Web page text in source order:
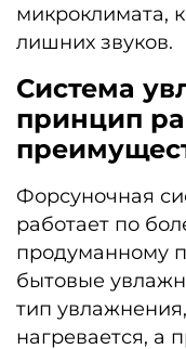
микроклимата,
лишних звуков.
Система
принцип
Форсуночная
работает по
продуманному
бытовые
тип
нагревается, а